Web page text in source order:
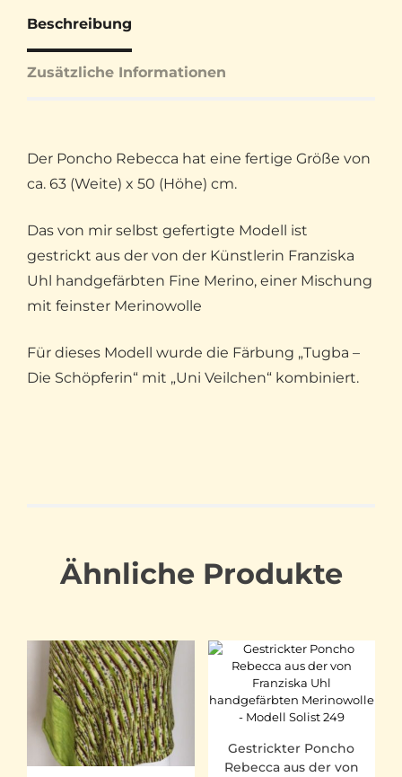
Beschreibung
Zusätzliche Informationen
Der Poncho Rebecca hat eine fertige Größe von
ca. 63 (Weite) x 50 (Höhe) cm.
Das von mir selbst gefertigte Modell ist
gestrickt aus der von der Künstlerin Franziska
Uhl handgefärbten Fine Merino, einer Mischung
mit feinster Merinowolle
Für dieses Modell wurde die Färbung „Tugba –
Die Schöpferin“ mit „Uni Veilchen“ kombiniert.
Ähnliche Produkte
Gestrickter Poncho
Rebecca aus der von